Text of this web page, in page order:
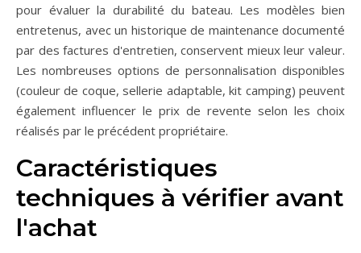
pour évaluer la durabilité du bateau. Les modèles bien
entretenus, avec un historique de maintenance documenté
par des factures d'entretien, conservent mieux leur valeur.
Les nombreuses options de personnalisation disponibles
(couleur de coque, sellerie adaptable, kit camping) peuvent
également influencer le prix de revente selon les choix
réalisés par le précédent propriétaire.
Caractéristiques
techniques à vérifier avant
l'achat